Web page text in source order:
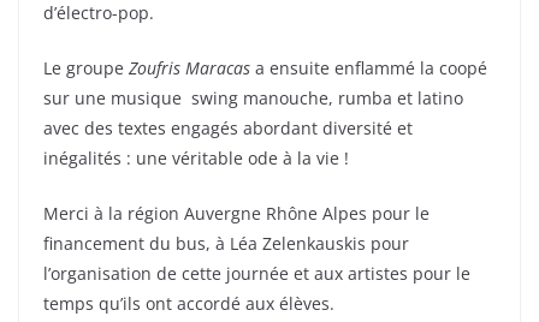
d’électro-pop.
Le groupe Zoufris Maracas a ensuite enflammé la coopé
sur une musique swing manouche, rumba et latino
avec des textes engagés abordant diversité et
inégalités : une véritable ode à la vie !
Merci à la région Auvergne Rhône Alpes pour le
financement du bus, à Léa Zelenkauskis pour
l’organisation de cette journée et aux artistes pour le
temps qu’ils ont accordé aux élèves.